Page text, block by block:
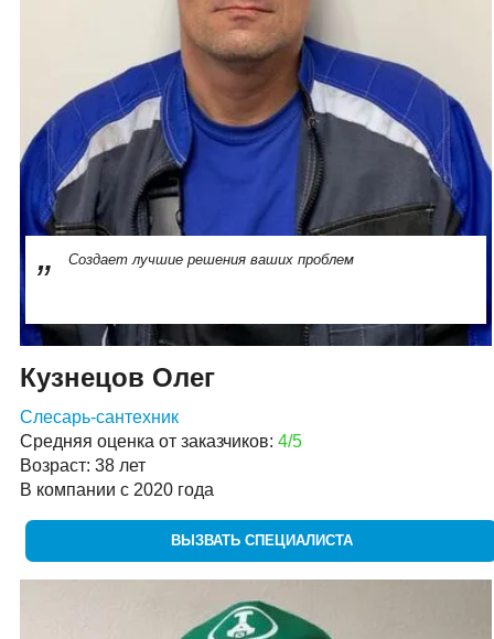
Создает лучшие решения ваших проблем
Кузнецов Олег
Слесарь-сантехник
Средняя оценка от заказчиков: 4/5
Возраст: 38 лет
В компании с 2020 года
ВЫЗВАТЬ СПЕЦИАЛИСТА